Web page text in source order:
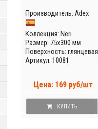
Производитель: Adex
Коллекция: Neri
Размер: 75x300 мм
Поверхность: глянцевая
Артикул: 10081
Цена: 169 руб/шт
КУПИТЬ